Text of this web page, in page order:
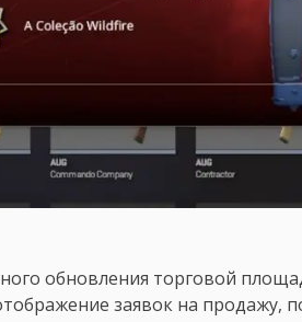
обновления торговой
заявок на продажу,